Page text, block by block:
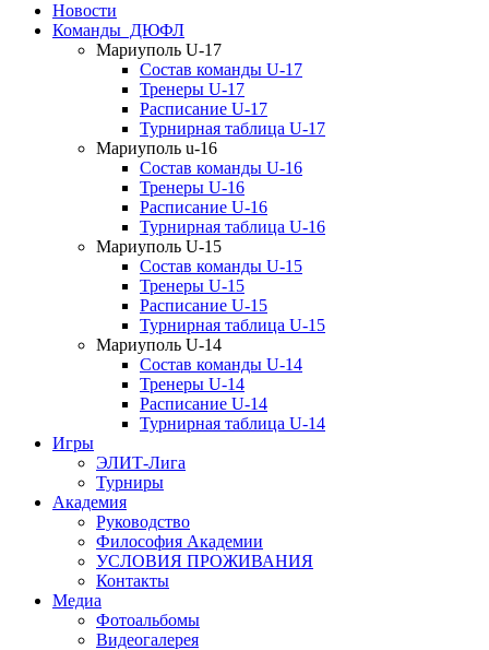
Новости
Команды ДЮФЛ
Мариуполь U-17
Состав команды U-17
Тренеры U-17
Расписание U-17
Турнирная таблица U-17
Мариуполь u-16
Состав команды U-16
Тренеры U-16
Расписание U-16
Турнирная таблица U-16
Мариуполь U-15
Состав команды U-15
Тренеры U-15
Расписание U-15
Турнирная таблица U-15
Мариуполь U-14
Состав команды U-14
Тренеры U-14
Расписание U-14
Турнирная таблица U-14
Игры
ЭЛИТ-Лига
Турниры
Академия
Руководство
Философия Академии
УСЛОВИЯ ПРОЖИВАНИЯ
Контакты
Медиа
Фотоальбомы
Видеогалерея